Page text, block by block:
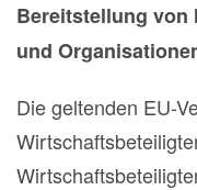
Bereitstellung von
und
Die geltenden EU-